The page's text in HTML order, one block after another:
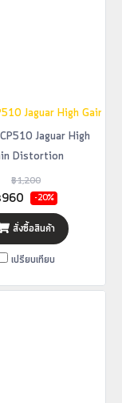
Overdrive
Jaguar High Gain
Jaguar High
Distortion
฿1,200
-20%
สั่งซื้อสินค้า
เปรียบเทียบ